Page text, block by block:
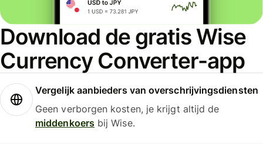
Download de gratis Wise
Currency Converter-app
Vergelijk aanbieders van overschrijvingsdiensten
Geen verborgen kosten, je krijgt altijd de
middenkoersbij Wise.